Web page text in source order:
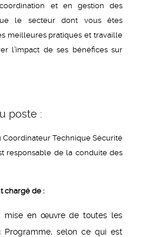
et en gestion des
le secteur dont vous êtes
meilleures pratiques et travaille
l’impact de ses bénéfices sur
poste :
Coordinateur Technique Sécurité
responsable de la conduite des
chargé de :
mise en œuvre de toutes les
Programme, selon ce qui est